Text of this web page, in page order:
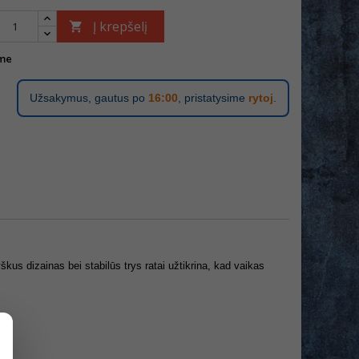
 Į krepšelį
Užsakymus, gautus po 16:00 , pristatysime rytoj
dizainas bei stabilūs trys ratai užtikrina, kad vaikas